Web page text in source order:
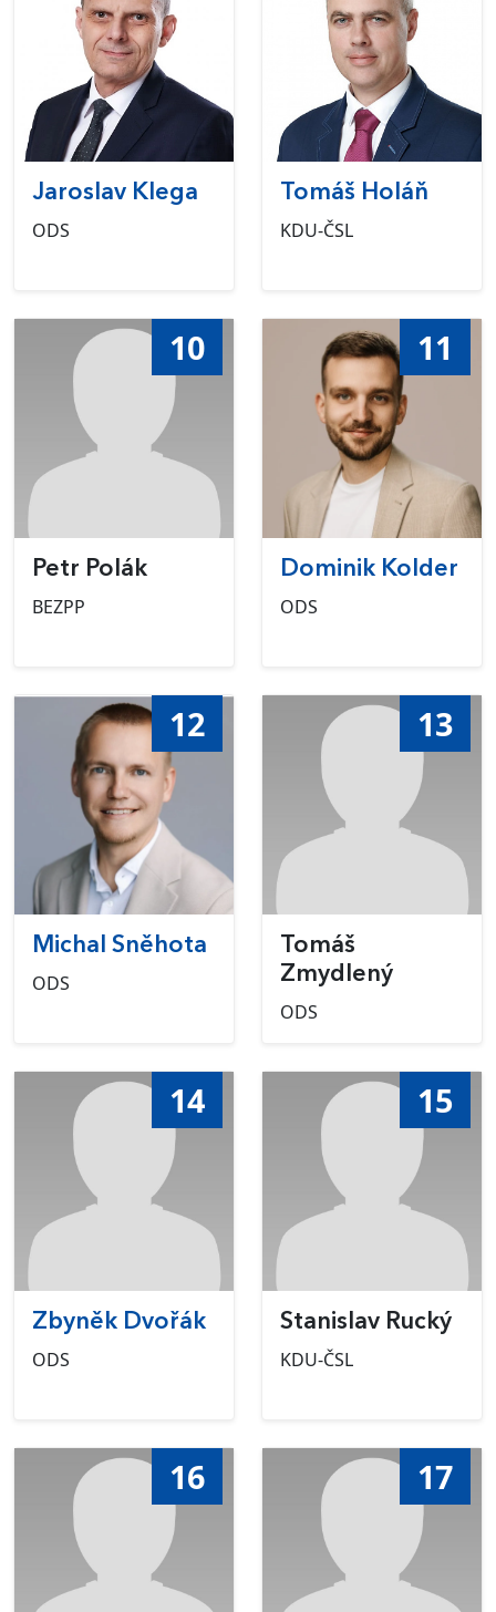
Jaroslav Klega
ODS
Tomáš Holáň
KDU-ČSL
10
Petr Polák
BEZPP
11
Dominik Kolder
ODS
12
Michal Sněhota
ODS
13
Tomáš
Zmydlený
ODS
14
Zbyněk Dvořák
ODS
15
Stanislav Rucký
KDU-ČSL
16 17